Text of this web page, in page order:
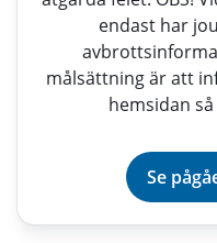
endast har
målsättning är att
hemsidan
Se